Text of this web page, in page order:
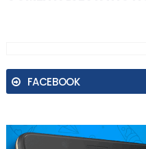
FACEBOOK